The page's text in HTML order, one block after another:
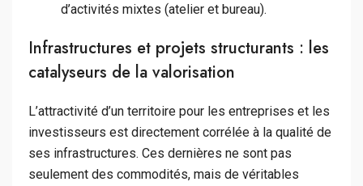
d’activités mixtes (atelier et bureau).
Infrastructures et projets structurants : les
catalyseurs de la valorisation
L’attractivité d’un territoire pour les entreprises et les
investisseurs est directement corrélée à la qualité de
ses infrastructures. Ces dernières ne sont pas
seulement des commodités, mais de véritables